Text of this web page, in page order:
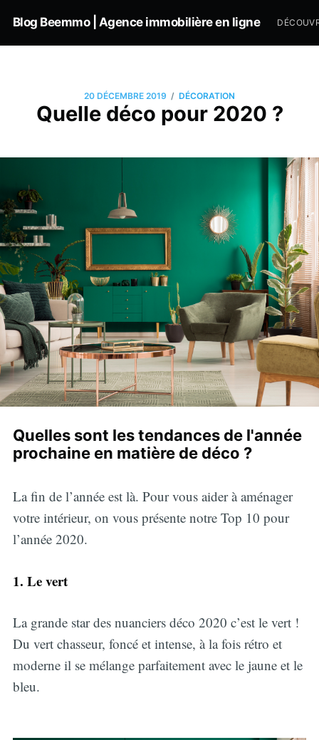
Blog Beemmo | Agence immobilière en ligne
20 DÉCEMBRE 2019 / DÉCORATION
Quelle déco pour 2020 ?
Quelles sont les tendances de l'année
prochaine en matière de déco ?
La fin de l’année est là. Pour vous aider à aménager
votre intérieur, on vous présente notre Top 10 pour
l’année 2020.
1. Le vert
La grande star des nuanciers déco 2020 c’est le vert !
Du vert chasseur, foncé et intense, à la fois rétro et
moderne il se mélange parfaitement avec le jaune et le
bleu.